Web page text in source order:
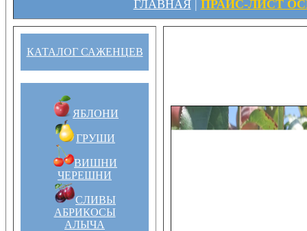
ГЛАВНАЯ| ПРАЙС-ЛИСТ
КАТАЛОГ САЖЕНЦЕВ
ЯБЛОНИ
ГРУШИ
ВИШНИ
ЧЕРЕШНИ
СЛИВЫ
АБРИКОСЫ
АЛЫЧА